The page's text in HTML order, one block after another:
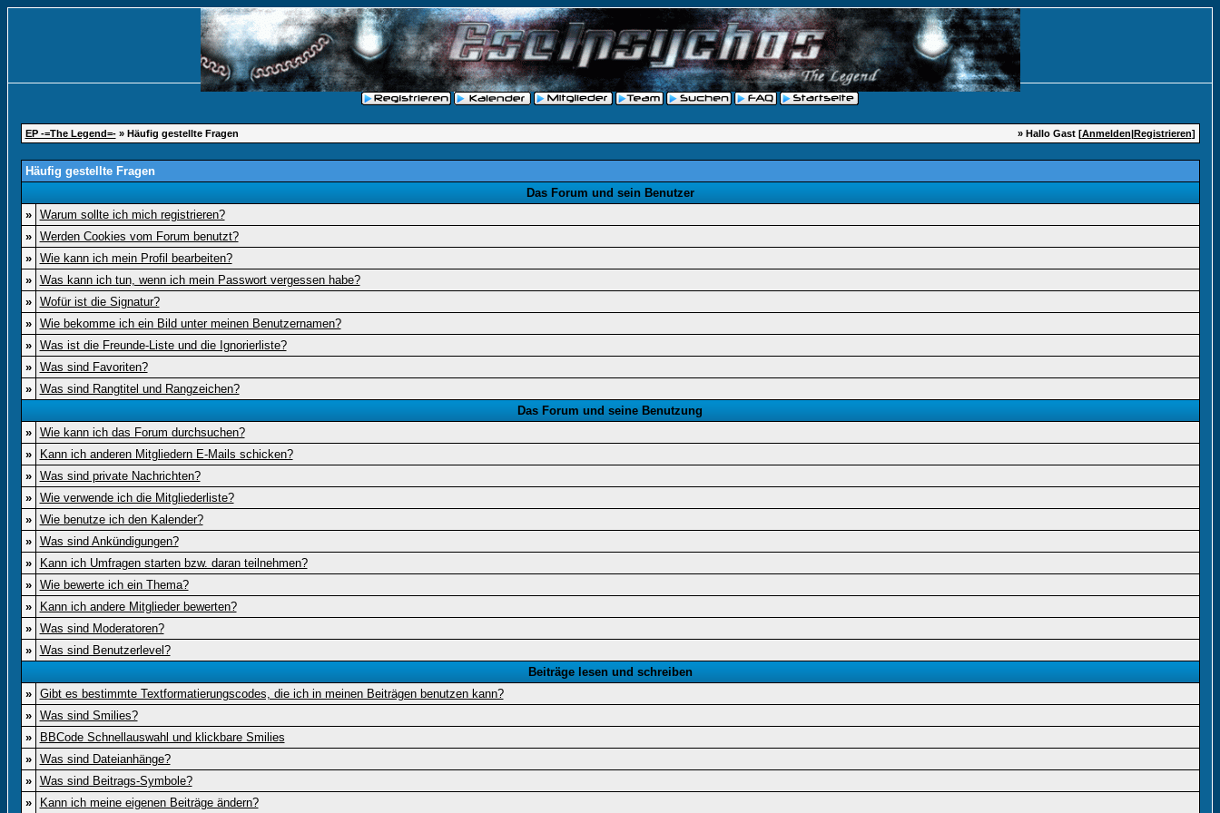
EP -=The Legend=-» Häufig gestellte Fragen » Hallo Gast [Anmelden|Registrieren]
Häufig gestellte Fragen
Das Forum und sein Benutzer
»
Warum sollte ich mich registrieren?
»
Werden Cookies vom Forum benutzt?
»
Wie kann ich mein Profil bearbeiten?
»
Was kann ich tun, wenn ich mein Passwort vergessen habe?
»
Wofür ist die Signatur?
»
Wie bekomme ich ein Bild unter meinen Benutzernamen?
»
Was ist die Freunde-Liste und die Ignorierliste?
»
Was sind Favoriten?
»
Was sind Rangtitel und Rangzeichen?
Das Forum und seine Benutzung
»
Wie kann ich das Forum durchsuchen?
»
Kann ich anderen Mitgliedern E-Mails schicken?
»
Was sind private Nachrichten?
»
Wie verwende ich die Mitgliederliste?
»
Wie benutze ich den Kalender?
»
Was sind Ankündigungen?
»
Kann ich Umfragen starten bzw. daran teilnehmen?
»
Wie bewerte ich ein Thema?
»
Kann ich andere Mitglieder bewerten?
»
Was sind Moderatoren?
»
Was sind Benutzerlevel?
Beiträge lesen und schreiben
»
Gibt es bestimmte Textformatierungscodes, die ich in meinen Beiträgen benutzen kann?
»
Was sind Smilies?
»
BBCode Schnellauswahl und klickbare Smilies
»
Was sind Dateianhänge?
»
Was sind Beitrags-Symbole?
»
Kann ich meine eigenen Beiträge ändern?